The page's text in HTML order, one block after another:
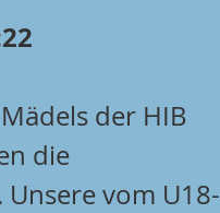
der HIB
die
vom U18-